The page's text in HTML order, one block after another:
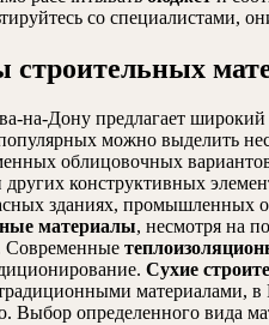
со специалистами,
на-Дону предлагает
можно выделить
облицовочных
конструктивных
зданиях, промышленных
материалы, несмотря на
Современные
Сухие
материалами,
Выбор определенного вида